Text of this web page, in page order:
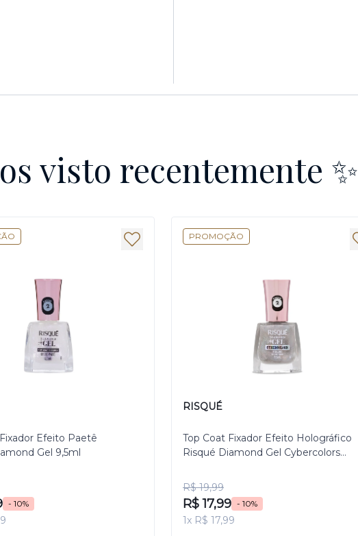
visto recentemente ✨
Efeito Paetê
Gel 9,5ml
- 10%
PROMOÇÃO
RISQUÉ
Top Coat Fixador Efeito Holográfico
Risqué Diamond Gel Cybercolors
R$ 19,99
R$ 17,99 - 10%
1x R$ 17,99